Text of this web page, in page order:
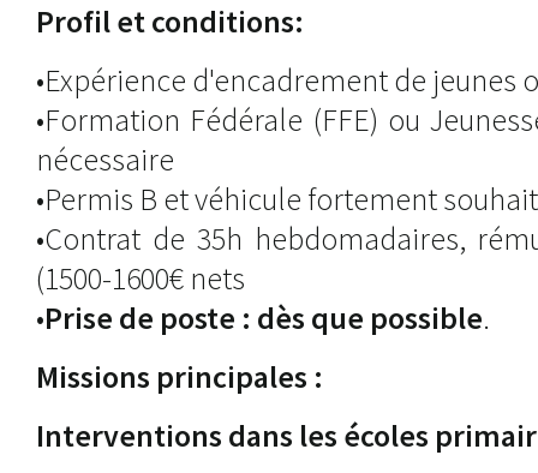
Profil et conditions:
•Expérience d'encadrement de jeunes
•Formation Fédérale (FFE) ou
nécessaire
•Permis B et véhicule fortement
•Contrat de 35h hebdomadaires,
(1500-1600€ nets
•Prise de poste : dès que possible.
Missions principales :
Interventions dans les écoles